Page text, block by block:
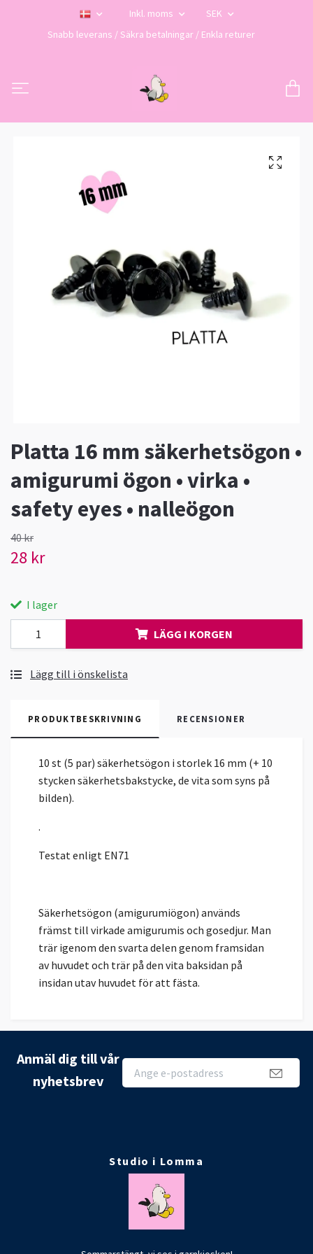
Inkl. moms
SEK
Snabb leverans / Säkra betalningar / Enkla returer
Platta 16 mm säkerhetsögon •
amigurumi ögon • virka •
safety eyes • nalleögon
40 kr
28 kr
I lager
LÄGG I KORGEN
Lägg till i önskelista
PRODUKTBESKRIVNING RECENSIONER
10 st (5 par) säkerhetsögon i storlek 16 mm (+ 10
stycken säkerhetsbakstycke, de vita som syns på
bilden).
.
Testat enligt EN71
Säkerhetsögon (amigurumiögon) används
främst till virkade amigurumis och gosedjur. Man
trär igenom den svarta delen genom framsidan
av huvudet och trär på den vita baksidan på
insidan utav huvudet för att fästa.
Anmäl dig till vår
nyhetsbrev
Studio i Lomma